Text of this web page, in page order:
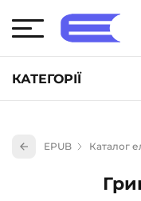
КАТЕГОРІЇ
Книги для дітей
Книги для
EPUB Каталог